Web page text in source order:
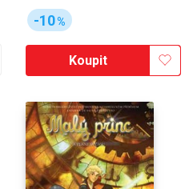
-10%
Koupit